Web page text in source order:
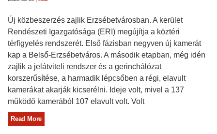
Új közbeszerzés zajlik Erzsébetvárosban. A kerület
Rendészeti Igazgatósága (ERI) megújítja a köztéri
térfigyelés rendszerét. Első fázisban negyven új kamerát
kap a Belső-Erzsébetváros. A második etapban, még idén
zajlik a jelátviteli rendszer és a gerinchálózat
korszerűsítése, a harmadik lépcsőben a régi, elavult
kamerákat akarják kicserélni. Ideje volt, mivel a 137
működő kamerából 107 elavult volt. Volt
Read More